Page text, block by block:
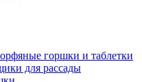
горшки и таблетки
для рассады